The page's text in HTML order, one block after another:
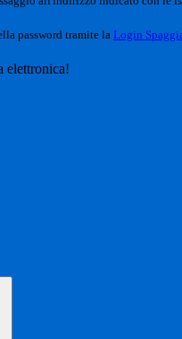
password tramite la Login
elettronica!